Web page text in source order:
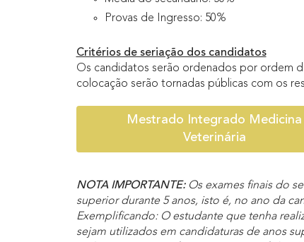
Provas de Ingresso: 50%
Critérios de seriação dos candidatos
Os candidatos serão ordenados por ordem
colocação serão tornadas públicas com os
Mestrado Integrado Medicina
Veterinária
NOTA IMPORTANTE: Os exames finais do
superior durante 5 anos, isto é, no ano da
Exemplificando: O estudante que tenha
sejam utilizados em candidaturas de anos